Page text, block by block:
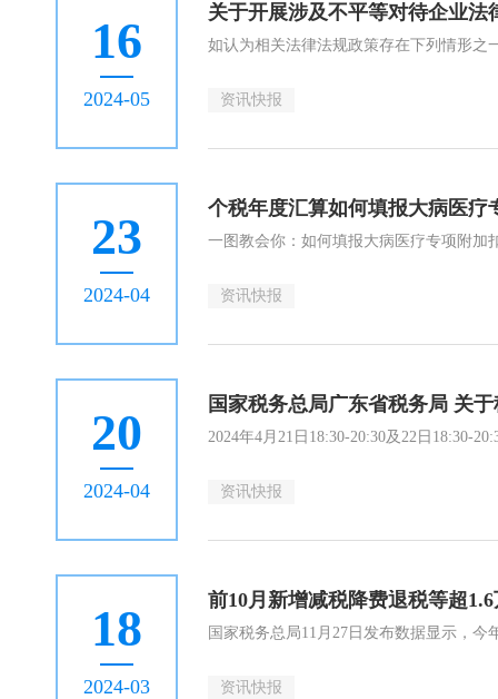
16
2024-05
关于开展涉及不平等对待企业法
如认为相关法律法规政策存在下列情形之
资讯快报
23
2024-04
个税年度汇算如何填报大病医疗
一图教会你：如何填报大病医疗专项附加
资讯快报
20
2024-04
国家税务总局广东省税务局 关
2024年4月21日18:30-20:30及22日18:30-
资讯快报
18
2024-03
前10月新增减税降费退税等超
资讯快报